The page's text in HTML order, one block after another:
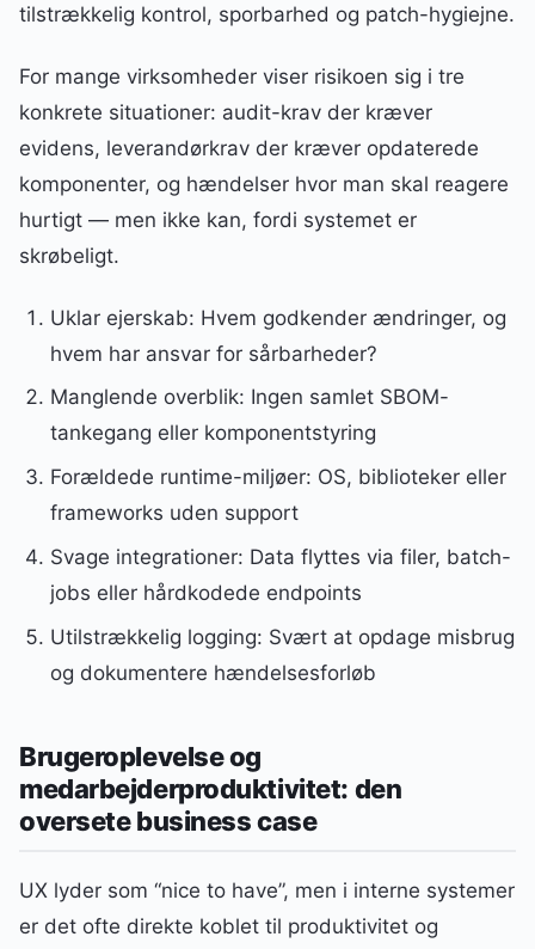
tilstrækkelig kontrol, sporbarhed og patch-hygiejne.
For mange virksomheder viser risikoen sig i tre
konkrete situationer: audit-krav der kræver
evidens, leverandørkrav der kræver opdaterede
komponenter, og hændelser hvor man skal reagere
hurtigt — men ikke kan, fordi systemet er
skrøbeligt.
Uklar ejerskab: Hvem godkender ændringer, og
hvem har ansvar for sårbarheder?
Manglende overblik: Ingen samlet SBOM-
tankegang eller komponentstyring
Forældede runtime-miljøer: OS, biblioteker eller
frameworks uden support
Svage integrationer: Data flyttes via filer, batch-
jobs eller hårdkodede endpoints
Utilstrækkelig logging: Svært at opdage misbrug
og dokumentere hændelsesforløb
Brugeroplevelse og
medarbejderproduktivitet: den
oversete business case
UX lyder som “nice to have”, men i interne systemer
er det ofte direkte koblet til produktivitet og